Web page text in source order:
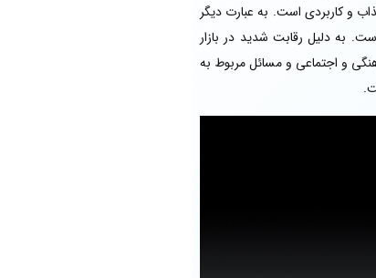
و کاربردی است. به عبارت دیگر
به دلیل رقابت شدید در بازار
و اجتماعی و مسائل مربوط به